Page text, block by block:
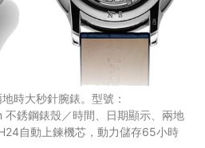
時大秒針腕錶。型號：
銹鋼錶殼／時間、日期顯示、兩地
自動上鍊機芯，動力儲存65小時